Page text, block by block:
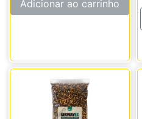
Adicionar ao carrinho